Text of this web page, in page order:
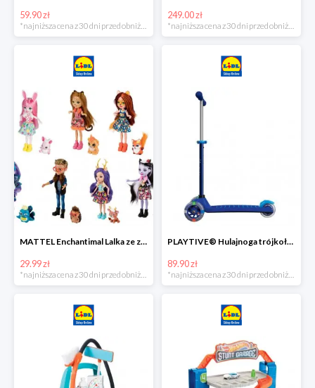
59.90 zł
*najniższa cena z 30 dni przed obniżką
249.00 zł
*najniższa cena z 30 dni przed obniżką
MATTEL Enchantimal Lalka ze zwierzątkiem
29.99 zł
*najniższa cena z 30 dni przed obniżką
PLAYTIVE® Hulajnoga trójkołowa Tri Scooter z diodami LED
89.90 zł
*najniższa cena z 30 dni przed obniżką